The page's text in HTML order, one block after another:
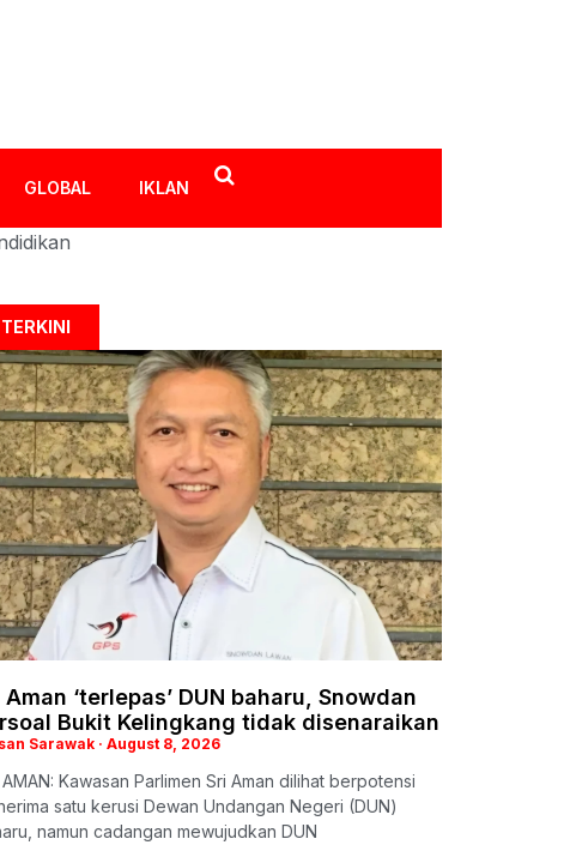
GLOBAL IKLAN
TERKINI
Aman ‘terlepas’ DUN baharu, Snowdan
Bukit Kelingkang tidak disenaraikan
Sarawak August 8, 2026
AMAN: Kawasan Parlimen Sri Aman dilihat berpotensi
satu kerusi Dewan Undangan Negeri (DUN)
namun cadangan mewujudkan DUN